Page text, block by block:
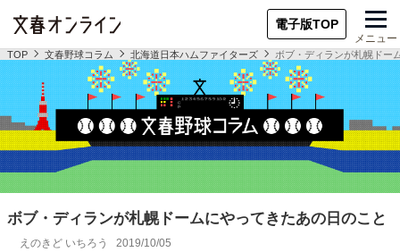
電子版TOP
メニュー
TOP 文春野球コラム 北海道日本ハムファイターズ ボブ・ディランが札幌ドー
ボブ・ディランが札幌ドームにやってきたあの日のこと
えのきど いちろう 2019/10/05